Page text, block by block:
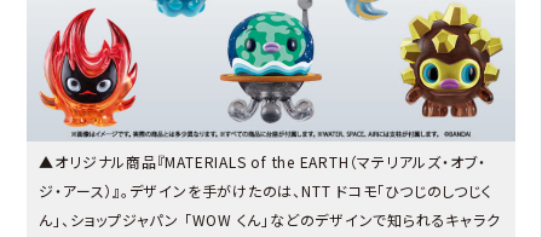
▲オリジナル商品『MATERIALS of the EARTH（マテリアルズ・オブ・
ジ・アース）』。デザインを手がけたのは、NTT ドコモ「ひつじのしつじく
ん」、ショップジャパン 「WOW くん」などのデザインで知られるキャラク